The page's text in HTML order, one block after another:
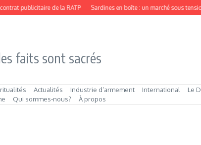
publicitaire de la RATP Sardines en boîte : un marché sous
faits sont sacrés
Actualités Industrie d’armement International Le
Qui sommes‑nous? À propos